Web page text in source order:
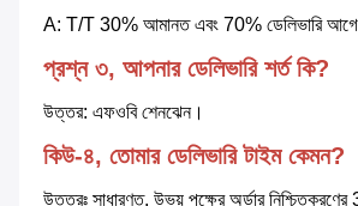
A: T/T 30% আমানত এবং 70% ডেলিভারি
প্রশ্ন ৩, আপনার ডেলিভারি শর্ত কি?
উত্তর: এফওবি শেনঝেন।
কিউ-৪, তোমার ডেলিভারি টাইম কেমন?
উত্তরঃ সাধারণত, উভয় পক্ষের অর্ডার নিশ্চিতকরণের